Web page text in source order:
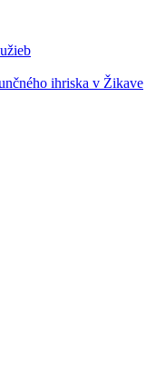
ihriska v Žikave